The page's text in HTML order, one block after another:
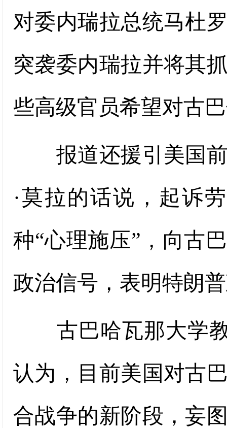
对委内瑞拉总统马杜
突袭委内瑞拉并将其
些高级官员希望对古
报道还援引美国前
·莫拉的话说，起诉
种“心理施压”，向古
政治信号，表明特朗
古巴哈瓦那大学教
认为，目前美国对古
合战争的新阶段，妄